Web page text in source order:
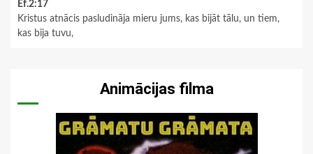
Ef.2:17
Kristus atnācis pasludināja mieru jums, kas bijāt tālu, un tiem,
kas bija tuvu,
Animācijas filma